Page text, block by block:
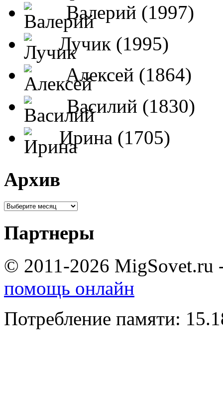
Валерий (1997)
Лучик (1995)
Алексей (1864)
Василий (1830)
Ирина (1705)
Архив
Партнеры
© 2011-2026 MigSovet.ru
помощь онлайн
Потребление памяти: